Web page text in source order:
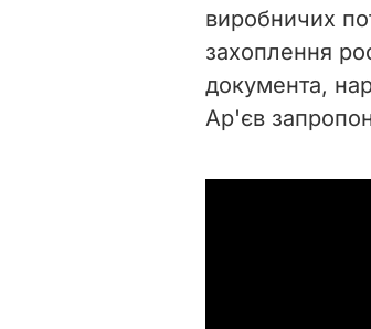
виробничих
захоплення
документа,
Ар'єв